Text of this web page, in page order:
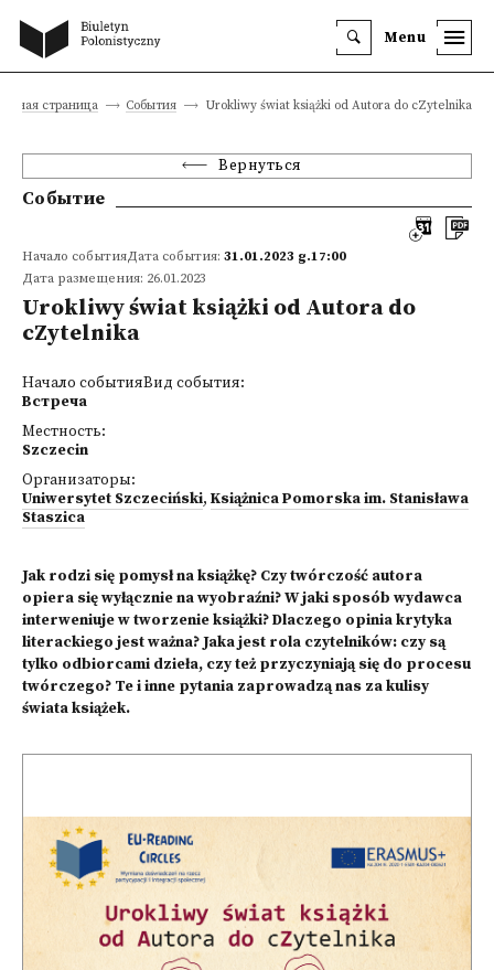
Menu
страница События Urokliwy świat książki od Autora do cZytelnika
Вернуться
Событие
Начало событияДата события: 31.01.2023 g.17:00
Дата размещения: 26.01.2023
Urokliwy świat książki od Autora do
cZytelnika
Начало событияВид события:
Встреча
Местность:
Szczecin
Организаторы:
Uniwersytet Szczeciński, Książnica Pomorska im. Stanisława
Staszica
Jak rodzi się pomysł na książkę? Czy twórczość autora
opiera się wyłącznie na wyobraźni? W jaki sposób wydawca
interweniuje w tworzenie książki? Dlaczego opinia krytyka
literackiego jest ważna? Jaka jest rola czytelników: czy są
tylko odbiorcami dzieła, czy też przyczyniają się do procesu
twórczego? Te i inne pytania zaprowadzą nas za kulisy
świata książek.